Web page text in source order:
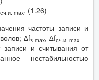
сч.и. max, (1.26)
частоты записи и
∆fз max, ∆fсч.и. max—
записи и считывания от
нестабильностью